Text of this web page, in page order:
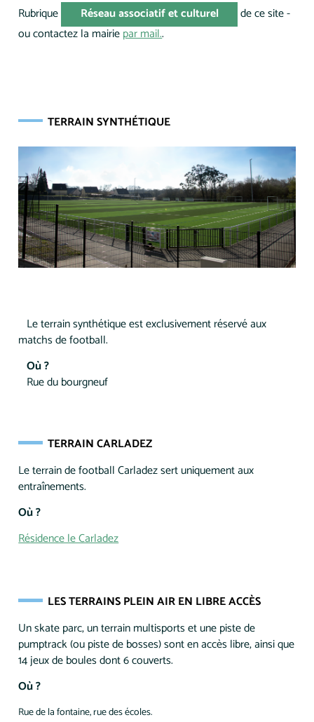
Rubrique
Réseau associatif et culturel
de ce site -
ou contactez la mairiepar mail..
TERRAIN SYNTHÉTIQUE
Le terrain synthétique est exclusivement réservé aux
matchs de football.
Où ?
Rue du bourgneuf
TERRAIN CARLADEZ
Le terrain de football Carladez sert uniquement aux
entraînements.
Où ?
Résidence le Carladez
LES TERRAINS PLEIN AIR EN LIBRE ACCÈS
Un skate parc, un terrain multisports et une piste de
pumptrack (ou piste de bosses) sont en accès libre, ainsi que
14 jeux de boules dont 6 couverts.
Où ?
Rue de la fontaine, rue des écoles.